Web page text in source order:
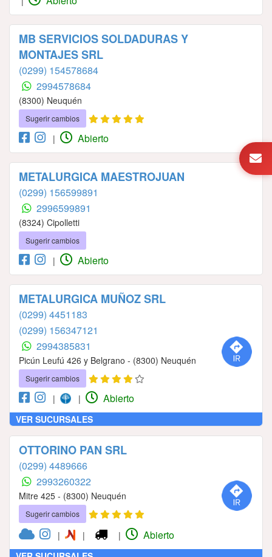
MB SERVICIOS SOLDADURAS Y
MONTAJES SRL
(0299) 154578684
2994578684
(8300) Neuquén
Sugerir cambios
| Abierto
METALURGICA MAESTROJUAN
(0299) 156599891
2996599891
(8324) Cipolletti
Sugerir cambios
| Abierto
METALURGICA MUÑOZ SRL
(0299) 4451183
(0299) 156347121
2994385831
Picún Leufú 426 y Belgrano - (8300) Neuquén
Sugerir cambios
| | Abierto
VER SUCURSALES
OTTORINO PAN SRL
(0299) 4489666
2993260322
Mitre 425 - (8300) Neuquén
Sugerir cambios
| | | Abierto